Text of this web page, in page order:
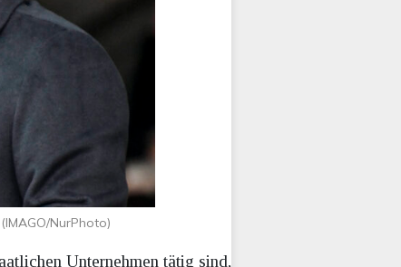
NurPhoto)
Unternehmen tätig sind,